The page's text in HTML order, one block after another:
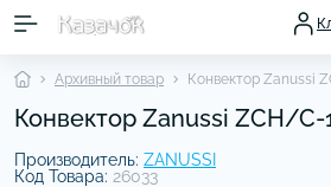
Архивный товар Конвектор Zanussi
Конвектор Zanussi ZCH/C-
Производитель: ZANUSSI
Код Товара: 26033